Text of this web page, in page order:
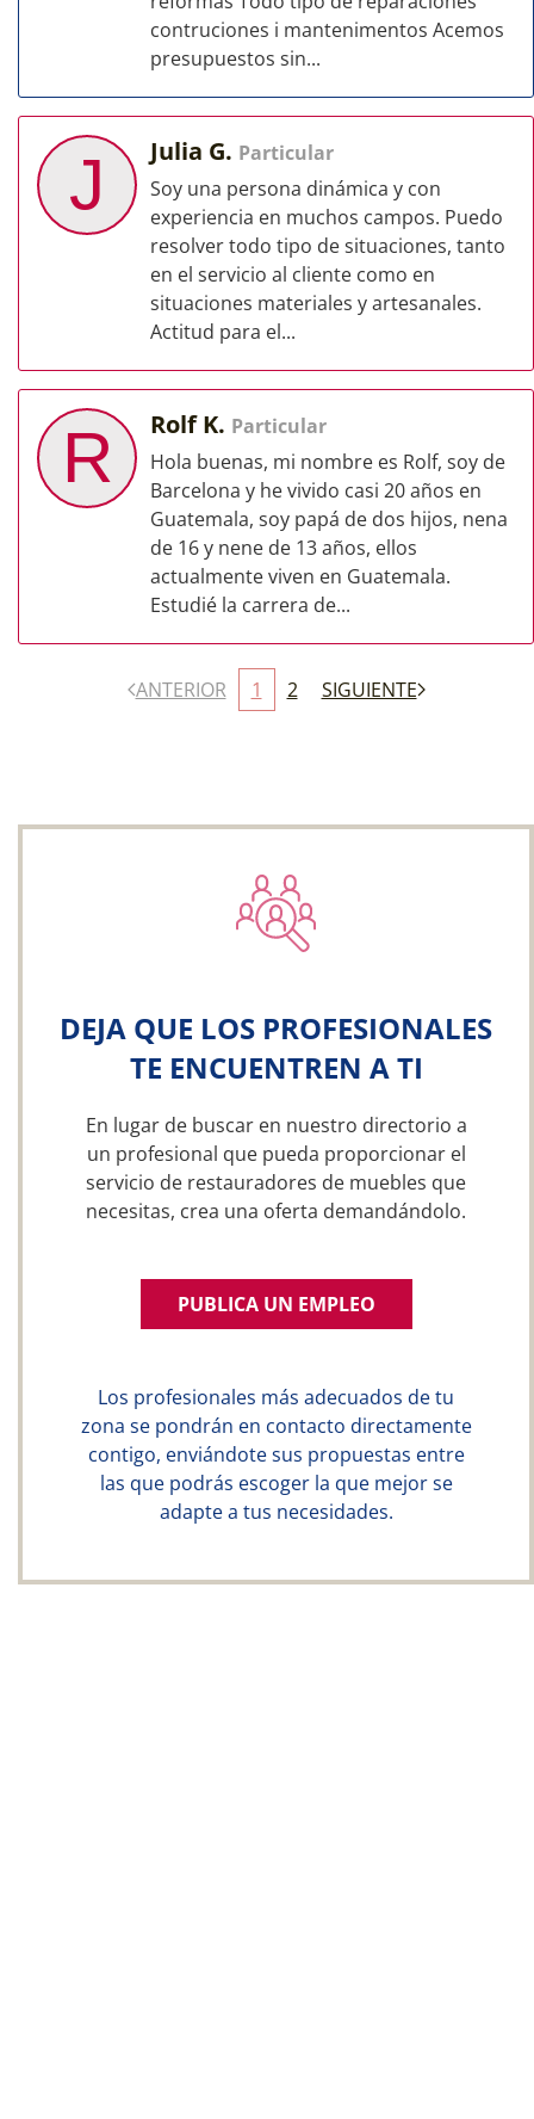
contruciones i mantenimentos Acemos
presupuestos sin...
J Julia G. Particular
Soy una persona dinámica y con
experiencia en muchos campos. Puedo
resolver todo tipo de situaciones, tanto
en el servicio al cliente como en
situaciones materiales y artesanales.
Actitud para el...
R Rolf K. Particular
Hola buenas, mi nombre es Rolf, soy de
Barcelona y he vivido casi 20 años en
Guatemala, soy papá de dos hijos, nena
de 16 y nene de 13 años, ellos
actualmente viven en Guatemala.
Estudié la carrera de...
ANTERIOR 1 2 SIGUIENTE
DEJA QUE LOS PROFESIONALES
TE ENCUENTREN A TI
En lugar de buscar en nuestro directorio a
un profesional que pueda proporcionar el
servicio de restauradores de muebles que
necesitas, crea una oferta demandándolo.
PUBLICA UN EMPLEO
Los profesionales más adecuados de tu
zona se pondrán en contacto directamente
contigo, enviándote sus propuestas entre
las que podrás escoger la que mejor se
adapte a tus necesidades.